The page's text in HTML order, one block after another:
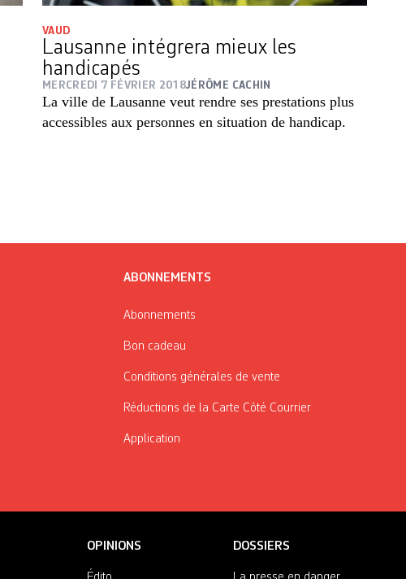
VAUD
Lausanne intégrera mieux les
handicapés
MERCREDI 7 FÉVRIER 2018JÉRÔME CACHIN
La ville de Lausanne veut rendre ses prestations plus
accessibles aux personnes en situation de handicap.
ABONNEMENTS
Abonnements
Bon cadeau
Conditions générales de vente
Réductions de la Carte Côté Courrier
Application
OPINIONS DOSSIERS